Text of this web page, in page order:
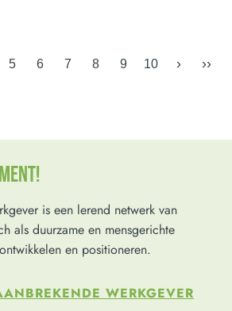
5 6 7 8 9 10 › ››
is een lerend netwerk van
als duurzame en mensgerichte
en positioneren.
WERKGEVER